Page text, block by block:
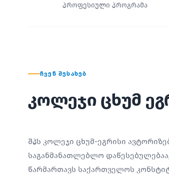
პროფესიული პროგრამა
ᲩᲕᲔᲜ ᲨᲔᲡᲐᲮᲔᲑ
კოლეჯი ცხუმ
შპს კოლეჯი ცხუმ-ეგრისი
საგანმანათლებლო
წარმართავს საქართველოს